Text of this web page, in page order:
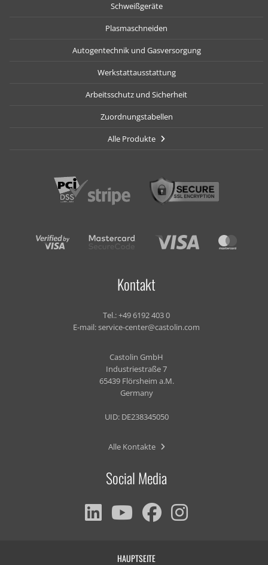
Schweißgeräte
Plasmaschneiden
Autogentechnik und Gasversorgung
Werkstattausstattung
Arbeitsschutz und Sicherheit
Zuordnungstabellen
Alle Produkte
Kontakt
Tel.:+49 6192 403 0
E-mail:service-center@castolin.com
Castolin GmbH
Industriestraße 7
65439 Flörsheim a.M.
Germany
UID: DE238345050
Alle Kontakte
Social Media
HAUPTSEITE